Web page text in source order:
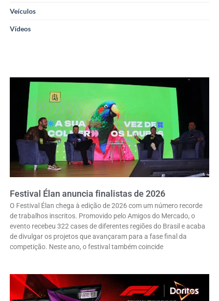
Veículos
Vídeos
Festival Élan anuncia finalistas de 2026
O Festival Élan chega à edição de 2026 com um número recorde
de trabalhos inscritos. Promovido pelo Amigos do Mercado, o
evento recebeu 322 cases de diferentes regiões do Brasil e acaba
de divulgar os projetos que avançaram para a fase final da
competição. Neste ano, o festival também coincide